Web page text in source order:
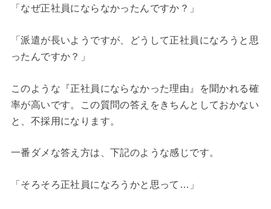
「なぜ正社員にならなかったんですか？」
「派遣が長いようですが、どうして正社員になろうと思
ったんですか？」
このような『正社員にならなかった理由』を聞かれる確
率が高いです。この質問の答えをきちんとしておかない
と、不採用になります。
一番ダメな答え方は、下記のような感じです。
「そろそろ正社員になろうかと思って…」